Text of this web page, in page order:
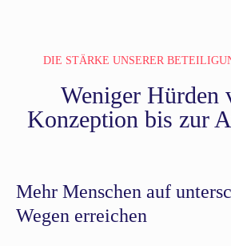
DIE STÄRKE UNSERER
Weniger Hürden
Konzeption bis zur
Mehr Menschen auf
Wegen erreichen